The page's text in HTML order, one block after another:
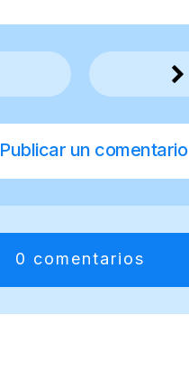
Publicar un comentario
0 comentarios